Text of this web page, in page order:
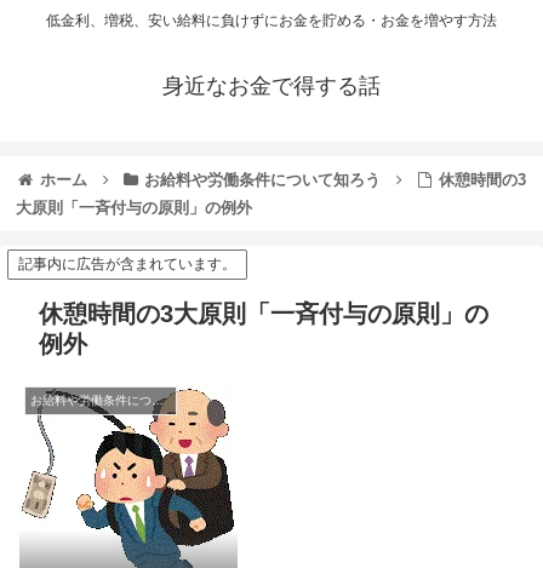
低金利、増税、安い給料に負けずにお金を貯める・お金を増やす方法
身近なお金で得する話
ホーム お給料や労働条件について知ろう
休憩時間の3
大原則「一斉付与の原則」の例外
記事内に広告が含まれています。
休憩時間の3大原則「一斉付与の原則」の
例外
お給料や労働条件について知ろう